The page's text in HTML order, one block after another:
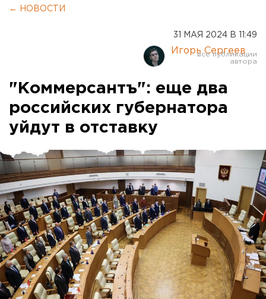
← НОВОСТИ
31 МАЯ 2024 В 11:49
Игорь Сергеев
"Коммерсантъ": еще два
российских губернатора
уйдут в отставку